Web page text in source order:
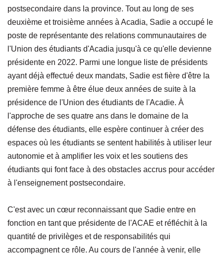
postsecondaire dans la province. Tout au long de ses
deuxième et troisième années à Acadia, Sadie a occupé le
poste de représentante des relations communautaires de
l'Union des étudiants d'Acadia jusqu'à ce qu'elle devienne
présidente en 2022. Parmi une longue liste de présidents
ayant déjà effectué deux mandats, Sadie est fière d'être la
première femme à être élue deux années de suite à la
présidence de l'Union des étudiants de l'Acadie. À
l'approche de ses quatre ans dans le domaine de la
défense des étudiants, elle espère continuer à créer des
espaces où les étudiants se sentent habilités à utiliser leur
autonomie et à amplifier les voix et les soutiens des
étudiants qui font face à des obstacles accrus pour accéder
à l'enseignement postsecondaire.
C'est avec un cœur reconnaissant que Sadie entre en
fonction en tant que présidente de l'ACAE et réfléchit à la
quantité de privilèges et de responsabilités qui
accompagnent ce rôle. Au cours de l'année à venir, elle